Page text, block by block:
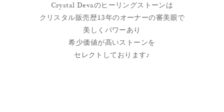
Crystal Devaのヒーリングストーンは
クリスタル販売歴13年のオーナーの審美眼で
美しくパワーあり
希少価値が高いストーンを
セレクトしております♪